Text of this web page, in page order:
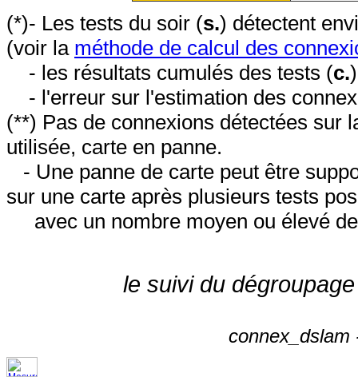
(*)- Les tests du soir (s.) détectent
(voir la méthode de calcul des
- les résultats cumulés des tests (c.
- l'erreur sur l'estimation des
(**) Pas de connexions détectées sur
utilisée, carte en panne.
- Une panne de carte peut être
sur une carte après plusieurs tests
avec un nombre moyen ou élevé
le suivi du
connex_dslam